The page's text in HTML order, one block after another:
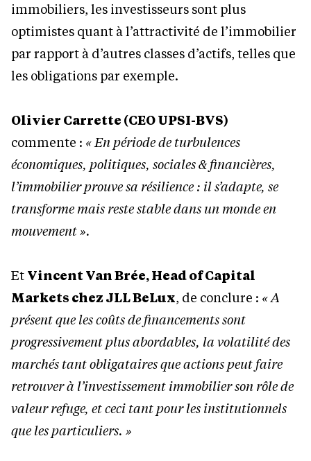
immobiliers, les investisseurs sont plus
optimistes quant à l’attractivité de l’immobilier
par rapport à d’autres classes d’actifs, telles que
les obligations par exemple.
Olivier Carrette (CEO UPSI-BVS)
commente : « En période de turbulences
économiques, politiques, sociales & financières,
l’immobilier prouve sa résilience : il s’adapte, se
transforme mais reste stable dans un monde en
mouvement ».
Et Vincent Van Brée, Head of Capital
Markets chez JLL BeLux, de conclure : « A
présent que les coûts de financements sont
progressivement plus abordables, la volatilité des
marchés tant obligataires que actions peut faire
retrouver à l’investissement immobilier son rôle de
valeur refuge, et ceci tant pour les institutionnels
que les particuliers. »